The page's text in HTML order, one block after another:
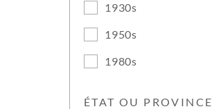
1930s
1950s
1980s
ÉTAT OU PROVINCE